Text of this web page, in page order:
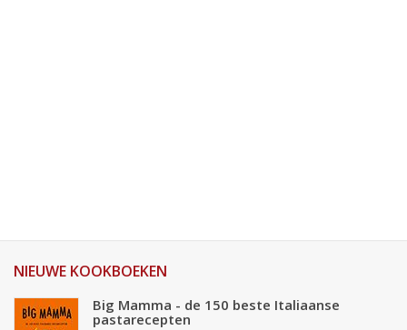
NIEUWE KOOKBOEKEN
Big Mamma - de 150 beste Italiaanse
pastarecepten